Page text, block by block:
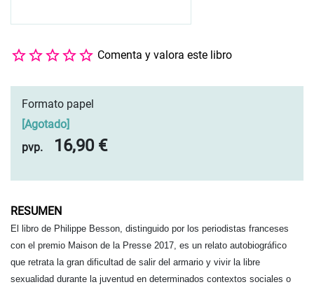
Comenta y valora este libro
Formato papel
Agotado]
pvp.
16,90 €
RESUMEN
El libro de Philippe Besson, distinguido por los periodistas franceses
con el premio Maison de la Presse 2017, es un relato autobiográfico
que retrata la gran dificultad de salir del armario y vivir la libre
sexualidad durante la juventud en determinados contextos sociales o